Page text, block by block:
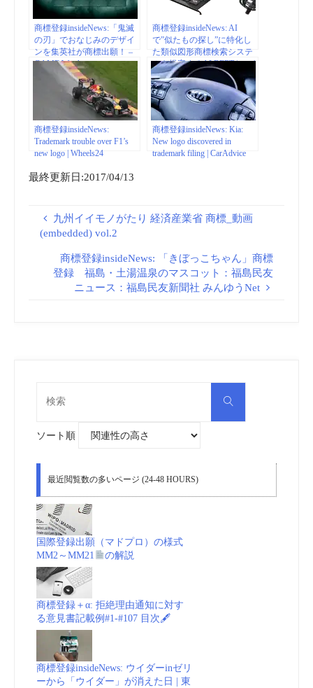
商標登録insideNews:「鬼滅
の刃」でおなじみのデザイ
ンを集英社が商標出願！ –
GAME Watch
商標登録insideNews: AI
で”似たもの探し”に特化し
た類似図形商標検索システ
ムを提案するALBERT | マイ
ナビニュース
商標登録insideNews:
Trademark trouble over F1’s
new logo | Wheels24
商標登録insideNews: Kia:
New logo discovered in
trademark filing | CarAdvice
最終更新日:2017/04/13
九州イイモノがたり 経済産業省 商標_動画
(embedded) vol.2
商標登録insideNews: 「きぼっこちゃん」商標
登録 福島・土湯温泉のマスコット：福島民友
ニュース：福島民友新聞社 みんゆうNet
検
ソート順
最近閲覧数の多いページ (24-48 HOURS)
国際登録出願（マドプロ）の様式
MM2～MM21
の解説
商標登録＋α: 拒絶理由通知に対す
る意見書記載例#1-#107 目次🖋
商標登録insideNews: ウイダーinゼリ
ーから「ウイダー」が消えた日 | 東